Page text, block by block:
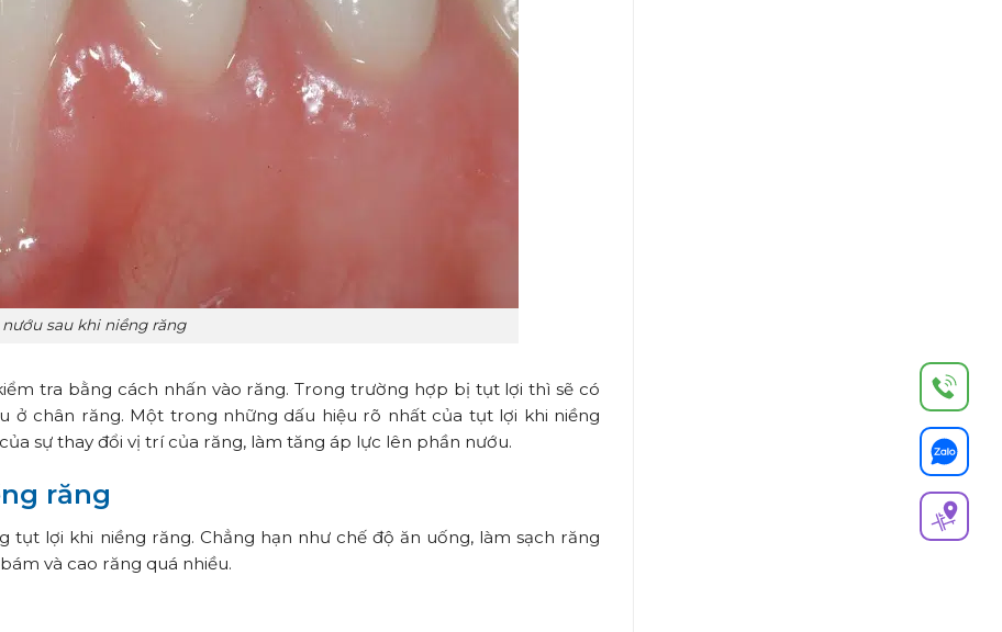
nướu sau khi niềng răng
tra bằng cách nhấn vào răng. Trong trường hợp bị tụt lợi thì sẽ có
ở chân răng. Một trong những dấu hiệu rõ nhất của tụt lợi khi niềng
sự thay đổi vị trí của răng, làm tăng áp lực lên phần nướu.
răng
lợi khi niềng răng. Chẳng hạn như chế độ ăn uống, làm sạch răng
và cao răng quá nhiều.